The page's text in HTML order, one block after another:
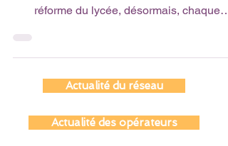
La classe de seconde correspond à la
Actualité du réseau